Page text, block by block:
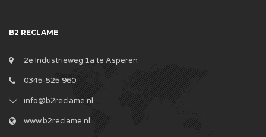
B2 RECLAME
2e Industrieweg 1a te Asperen
0345-525 960
info@b2reclame.nl
www.b2reclame.nl